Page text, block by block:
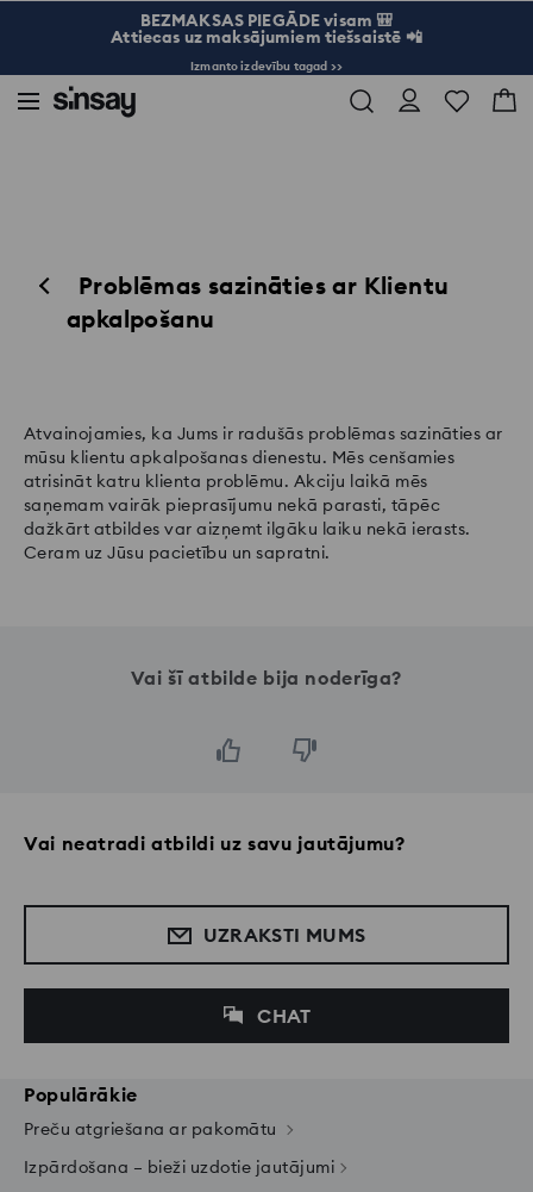
BEZMAKSAS PIEGĀDE visam 🎒
Attiecas uz maksājumiem tiešsaistē 📲
Izmanto izdevību tagad >>
Problēmas sazināties ar Klientu
apkalpošanu
Atvainojamies, ka Jums ir radušās problēmas sazināties ar
mūsu klientu apkalpošanas dienestu. Mēs cenšamies
atrisināt katru klienta problēmu. Akciju laikā mēs
saņemam vairāk pieprasījumu nekā parasti, tāpēc
dažkārt atbildes var aizņemt ilgāku laiku nekā ierasts.
Ceram uz Jūsu pacietību un sapratni.
Vai šī atbilde bija noderīga?
Vai neatradi atbildi uz savu jautājumu?
UZRAKSTI MUMS
CHAT
Populārākie
Preču atgriešana ar pakomātu
Izpārdošana – bieži uzdotie jautājumi